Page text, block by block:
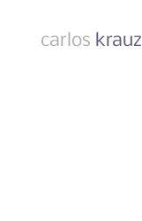
carlos krauz